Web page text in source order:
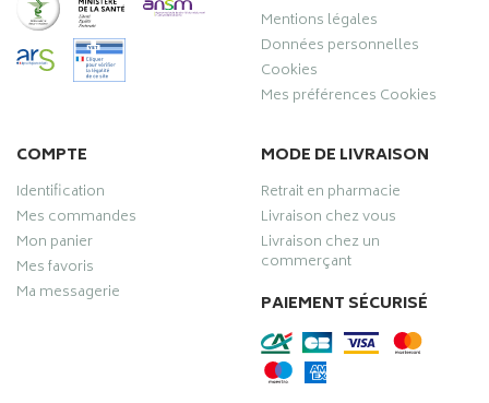
Mentions légales
Données personnelles
Cookies
Mes préférences Cookies
COMPTE
Identification
Mes commandes
Mon panier
Mes favoris
Ma messagerie
MODE DE LIVRAISON
Retrait en pharmacie
Livraison chez vous
Livraison chez un
commerçant
PAIEMENT SÉCURISÉ